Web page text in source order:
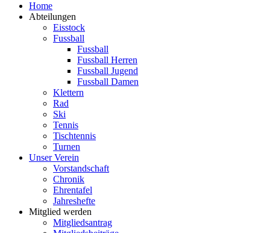
Home
Abteilungen
Eisstock
Fussball
Fussball
Fussball Herren
Fussball Jugend
Fussball Damen
Klettern
Rad
Ski
Tennis
Tischtennis
Turnen
Unser Verein
Vorstandschaft
Chronik
Ehrentafel
Jahreshefte
Mitglied werden
Mitgliedsantrag